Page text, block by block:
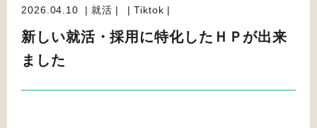
2026.04.10 就活 Tiktok
新しい就活・採用に特化したＨＰが出来
ました